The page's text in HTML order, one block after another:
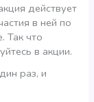
действует
в ней по
Так что
в акции.
раз, и